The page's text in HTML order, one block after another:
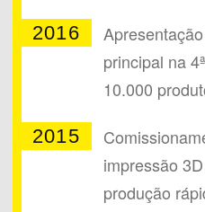
2016
principal na
10.000
2015
impressão
produção